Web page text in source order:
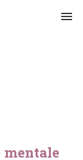
menu
mentale